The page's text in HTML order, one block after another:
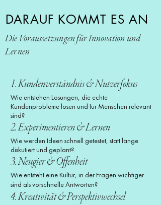
DARAUF KOMMT ES AN
Die Voraussetzungen für Innovation und
Lernen
1. Kundenverständnis & Nutzerfokus
Wie entstehen Lösungen, die echte
Kundenprobleme lösen und für Menschen relevant
sind?
2. Experimentieren & Lernen
Wie werden Ideen schnell getestet, statt lange
diskutiert und geplant?
3. Neugier & Offenheit
Wie entsteht eine Kultur, in der Fragen wichtiger
sind als vorschnelle Antworten?
4. Kreativität & Perspektivwechsel